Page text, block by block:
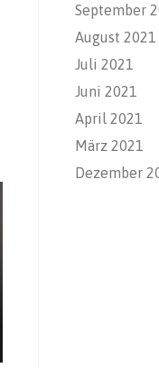
September
August 2021
Juli 2021
Juni 2021
April 2021
März 2021
Dezember